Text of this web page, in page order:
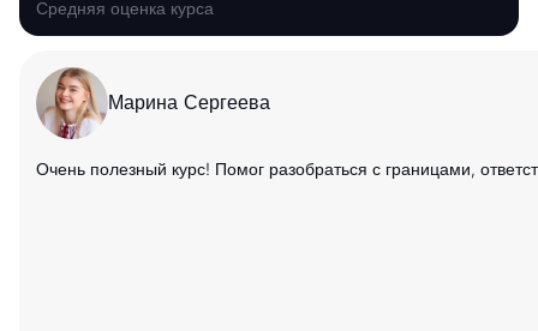
Средняя оценка курса
Марина Сергеева
Очень полезный курс! Помог разобраться с границами,